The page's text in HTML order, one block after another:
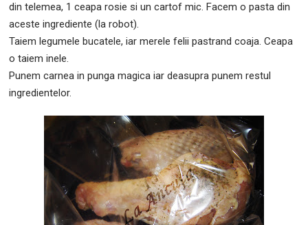
din telemea, 1 ceapa rosie si un cartof mic. Facem o pasta din
aceste ingrediente (la robot).
Taiem legumele bucatele, iar merele felii pastrand coaja. Ceapa
o taiem inele.
Punem carnea in punga magica iar deasupra punem restul
ingredientelor.